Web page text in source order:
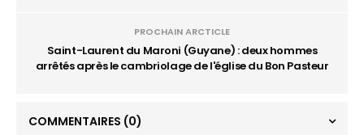
PROCHAIN ARCTICLE
Saint-Laurent du Maroni (Guyane) : deux hommes
arrêtés après le cambriolage de l'église du Bon Pasteur
COMMENTAIRES (0)